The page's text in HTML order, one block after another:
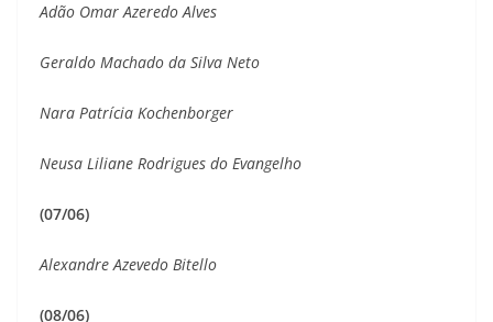
Adão Omar Azeredo Alves
Geraldo Machado da Silva Neto
Nara Patrícia Kochenborger
Neusa Liliane Rodrigues do Evangelho
(07/06)
Alexandre Azevedo Bitello
(08/06)